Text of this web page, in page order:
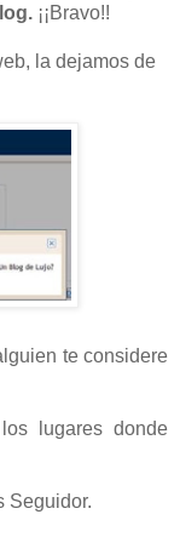
¡¡Bravo!!
la dejamos de
te considere
lugares donde
Seguidor.